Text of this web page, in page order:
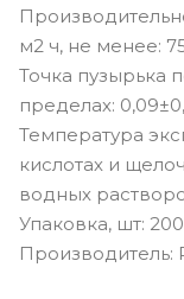
м2 ч, не менее:
Точка пузырька
пределах:
Температура
кислотах и
водных
Упаковка, шт: 200
Производитель: